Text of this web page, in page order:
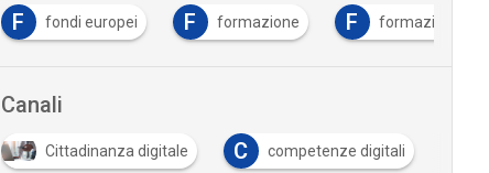
F fondi europei F formazione F formazione 5.0
Canali
Cittadinanza digitale C competenze digitali